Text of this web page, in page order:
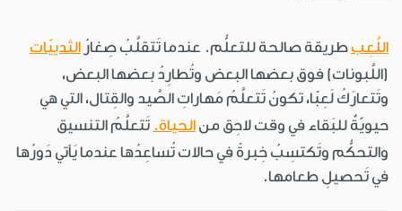
اللَّعِبطريقة صالحة للتعلُّم. عندما تَتقلَّبُ صِغارُ الثدييّات
(اللَّبونات) فوق بعضها البعض وتُطارِدُ بعضها البعض،
وتَتعارَكُ لَعِبًا، تكونُ تَتعلَّمُ مَهاراتِ الصَّيد والقِتال، التي هي
حيويّةٌ للبَقاء في وقت لاحِق من الحياة. تَتعلَّمُ التنسيق
والتحكُّم وتَكتسِبُ خِبرةً في حالات تُساعِدُها عندما يَأتي دَورُها
في تَحصيلِ طعامها.